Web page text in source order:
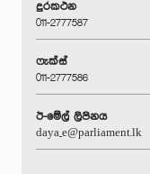
දුරකථන
011-2777587
ෆැක්ස්
011-2777586
ඊ-මේල් ලිපිනය
daya_e@parliament.lk